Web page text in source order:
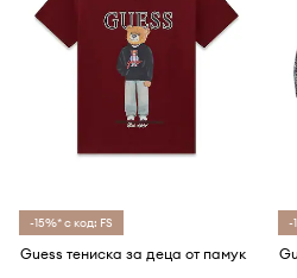
-15%* с код: FS
Guess тениска за деца от памук
-